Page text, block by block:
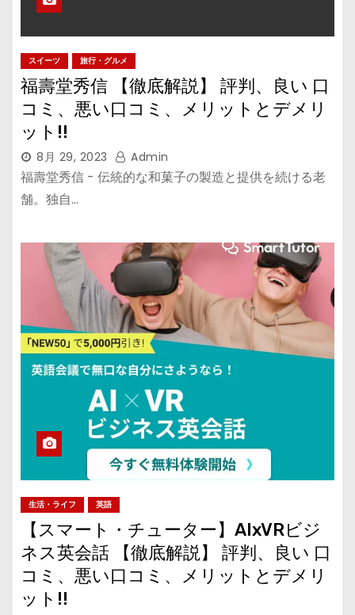
スイーツ 旅行・グルメ
福壽堂秀信 【徹底解説】 評判、良い 口
コミ、悪い口コミ、メリットとデメリ
ット!!
8月 29, 2023 Admin
福壽堂秀信 - 伝統的な和菓子の製造と提供を続ける老
舗。独自…
生活・ライフ 英語
【スマート・チューター】AIxVRビジ
ネス英会話 【徹底解説】 評判、良い 口
コミ、悪い口コミ、メリットとデメリ
ット!!